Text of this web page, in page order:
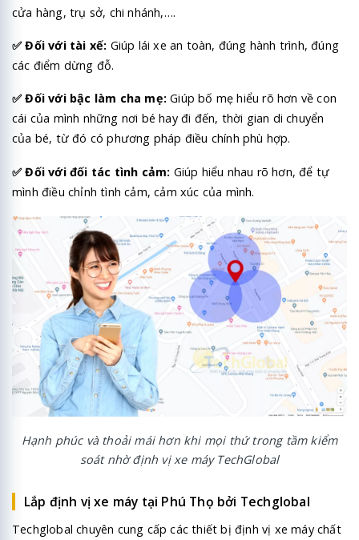
cửa hàng, trụ sở, chi nhánh,….
✅ Đối với tài xế: Giúp lái xe an toàn, đúng hành trình, đúng
các điểm dừng đỗ.
✅ Đối với bậc làm cha mẹ: Giúp bố mẹ hiểu rõ hơn về con
cái của mình những nơi bé hay đi đến, thời gian di chuyển
của bé, từ đó có phương pháp điều chính phù hợp.
✅ Đối với đối tác tình cảm: Giúp hiểu nhau rõ hơn, để tự
mình điều chỉnh tình cảm, cảm xúc của mình.
Hạnh phúc và thoải mái hơn khi mọi thứ trong tầm kiểm
soát nhờ định vị xe máy TechGlobal
Lắp định vị xe máy tại Phú Thọ bởi Techglobal
Techglobal chuyên cung cấp các thiết bị định vị xe máy chất